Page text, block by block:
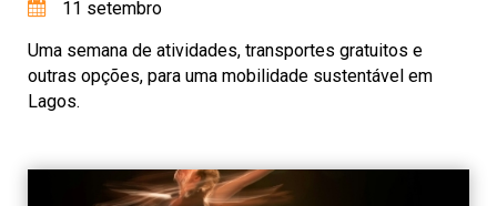
11 setembro
Uma semana de atividades, transportes gratuitos e
outras opções, para uma mobilidade sustentável em
Lagos.